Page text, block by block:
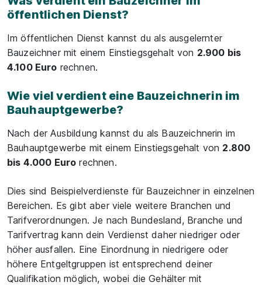
öffentlichen Dienst?
Im öffentlichen Dienst kannst du als ausgelernter
Bauzeichner mit einem Einstiegsgehalt von 2.900 bis
4.100 Euro rechnen.
Wie viel verdient eine Bauzeichnerin im
Bauhauptgewerbe?
Nach der Ausbildung kannst du als Bauzeichnerin im
Bauhauptgewerbe mit einem Einstiegsgehalt von 2.800
bis 4.000 Euro rechnen.
Dies sind Beispielverdienste für Bauzeichner in einzelnen
Bereichen. Es gibt aber viele weitere Branchen und
Tarifverordnungen. Je nach Bundesland, Branche und
Tarifvertrag kann dein Verdienst daher niedriger oder
höher ausfallen. Eine Einordnung in niedrigere oder
höhere Entgeltgruppen ist entsprechend deiner
Qualifikation möglich, wobei die Gehälter mit